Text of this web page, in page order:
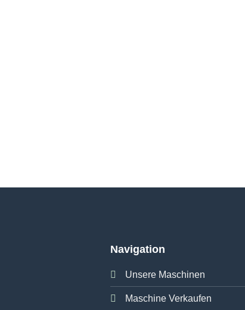
Navigation
Unsere Maschinen
Maschine Verkaufen